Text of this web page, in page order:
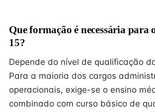
Que formação é necessária para
15?
Depende do nível de qualificação
Para a maioria dos cargos
operacionais, exige-se o ensino
combinado com curso básico de